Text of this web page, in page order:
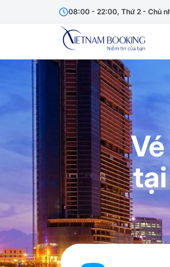
08:00 - 22:00, Thứ 2 - Chủ